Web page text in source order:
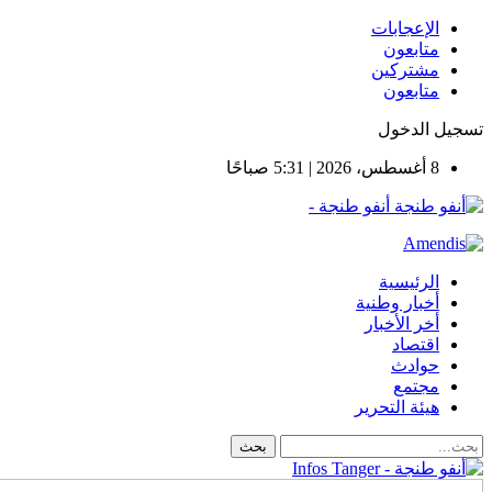
الإعجابات
متابعون
مشتركين
متابعون
تسجيل الدخول
8 أغسطس، 2026 | 5:31 صباحًا
أنفو طنجة -
الرئيسية
أخبار وطنية
أخر الأخبار
اقتصاد
حوادث
مجتمع
هيئة التحرير